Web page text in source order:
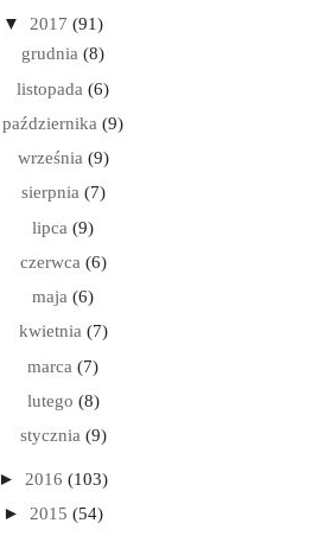
▼ 2017 (91)
grudnia (8)
listopada (6)
października (9)
września (9)
sierpnia (7)
lipca (9)
czerwca (6)
maja (6)
kwietnia (7)
marca (7)
lutego (8)
stycznia (9)
► 2016 (103)
► 2015 (54)